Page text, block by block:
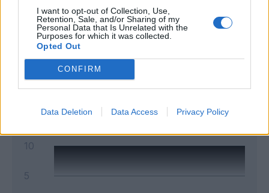
I want to opt-out of Collection, Use,
Retention, Sale, and/or Sharing of my
Personal Data that Is Unrelated with the
Purposes for which it was collected.
Opted Out
CONFIRM
Data Deletion Data Access Privacy Policy
Andamento FantaValore di Mercato
10
FVM attuale
10
10
5